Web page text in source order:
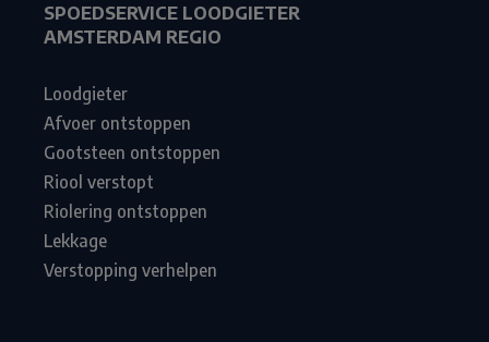
SPOEDSERVICE LOODGIETER
AMSTERDAM REGIO
Loodgieter
Afvoer ontstoppen
Gootsteen ontstoppen
Riool verstopt
Riolering ontstoppen
Lekkage
Verstopping verhelpen